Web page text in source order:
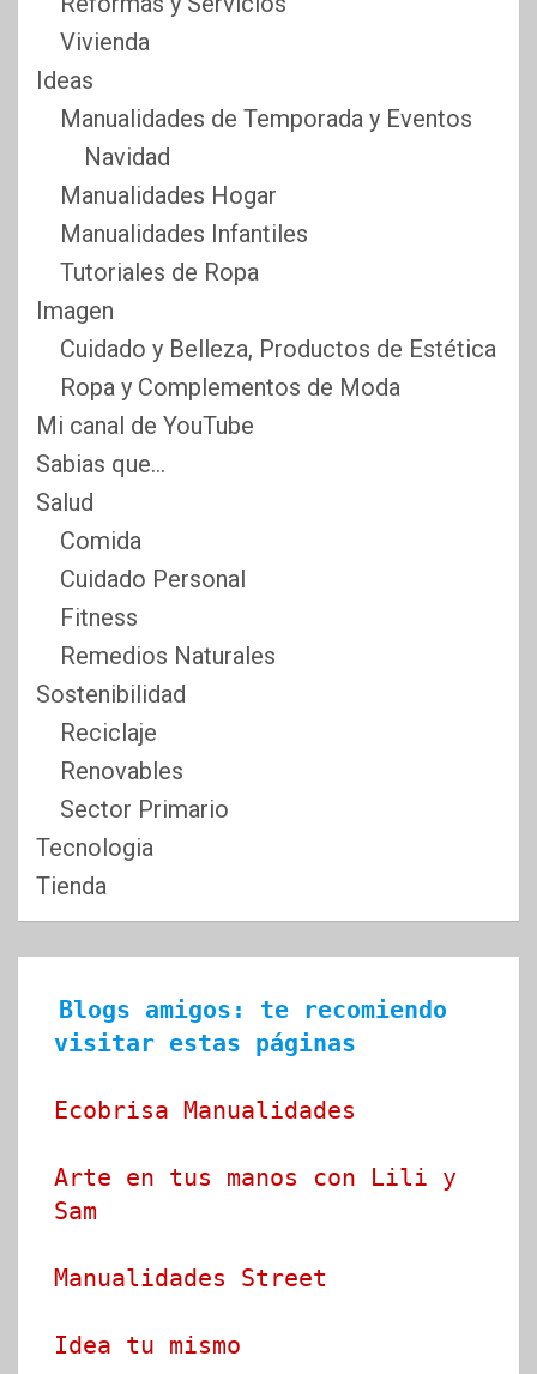
Vivienda
Ideas
Manualidades de Temporada y Eventos
Navidad
Manualidades Hogar
Manualidades Infantiles
Tutoriales de Ropa
Imagen
Cuidado y Belleza, Productos de Estética
Ropa y Complementos de Moda
Mi canal de YouTube
Sabias que…
Salud
Comida
Cuidado Personal
Fitness
Remedios Naturales
Sostenibilidad
Reciclaje
Renovables
Sector Primario
Tecnologia
Tienda
Blogs amigos: te recomiendo
visitar estas páginas
Ecobrisa Manualidades
Arte en tus manos con Lili y
Sam
Manualidades Street
Idea tu mismo